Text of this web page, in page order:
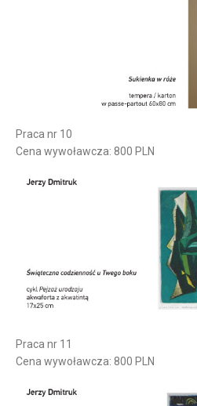
Praca nr 10
Cena wywoławcza: 800 PLN
Praca nr 11
Cena wywoławcza: 800 PLN